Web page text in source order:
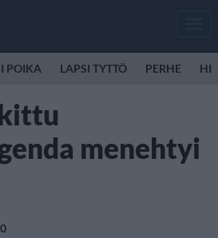
POIKA LAPSI TYTTÖ PERHE
menehtyi